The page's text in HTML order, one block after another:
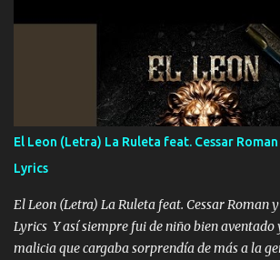
ni tampoco las mujeres porque es platica de
que estar alegres doy las instrucciones para
Música Si es que salta algún problema de
ahí está el Hombre Cuarenta y también
cualquier problema no más es cuestión que
FALTA UN HERMANO DE CLAVE ERA EL 24
HOMBRE VALIENTE POR ALGO M'URIÓ
VIO POR LA FAMILIA PARA QUE SIGA EL
los HERMANOS un cerebro inteligente y com...
El Leon (Letra) La Ruleta feat. Cessar
Lyrics
El Leon (Letra) La Ruleta feat. Cessar Roman
Lyrics Y así siempre fui de niño bien
malicia que cargaba sorprendía de más a la